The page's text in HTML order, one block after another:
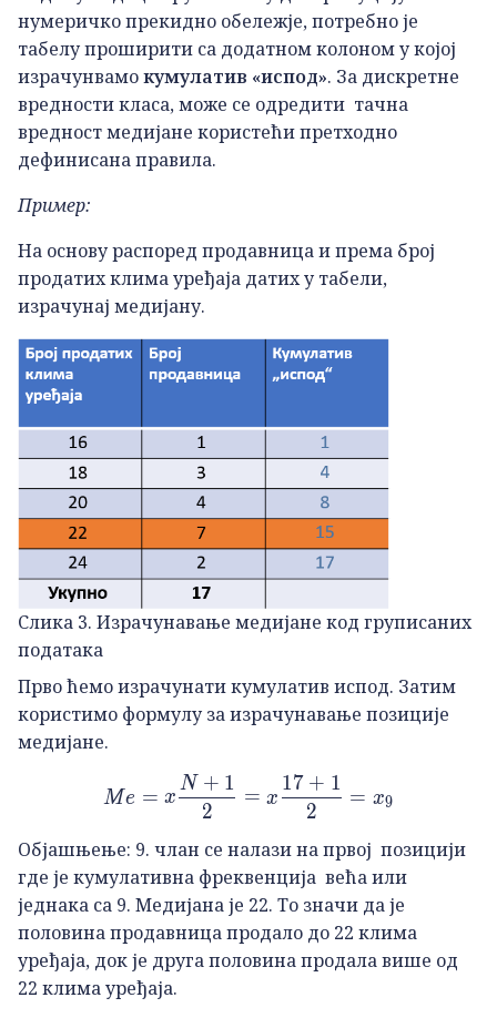
нумеричко прекидно обележје, потребно је
табелу проширити са додатном колоном у којој
израчунвамокумулатив «испод». За дискретне
вредности класа, може се одредити тачна
вредност медијане користећи претходно
дефинисана правила.
Пример:
На основу распоред продавница и према број
продатих клима уређаја датих у табели,
израчунај медијану.
Слика 3. Израчунавање медијане код груписаних
података
Прво ћемо израчунати кумулатив испод. Затим
користимо формулу за израчунавање позиције
медијане.
Me = x
2
N + 1
= x
2
17 + 1
= x9
Објашњење: 9. члан се налази на првој позицији
где је кумулативна фреквенција већа или
једнака са 9. Медијана је 22. То значи да је
половина продавница продало до 22 клима
уређаја, док је друга половина продала више од
22 клима уређаја.